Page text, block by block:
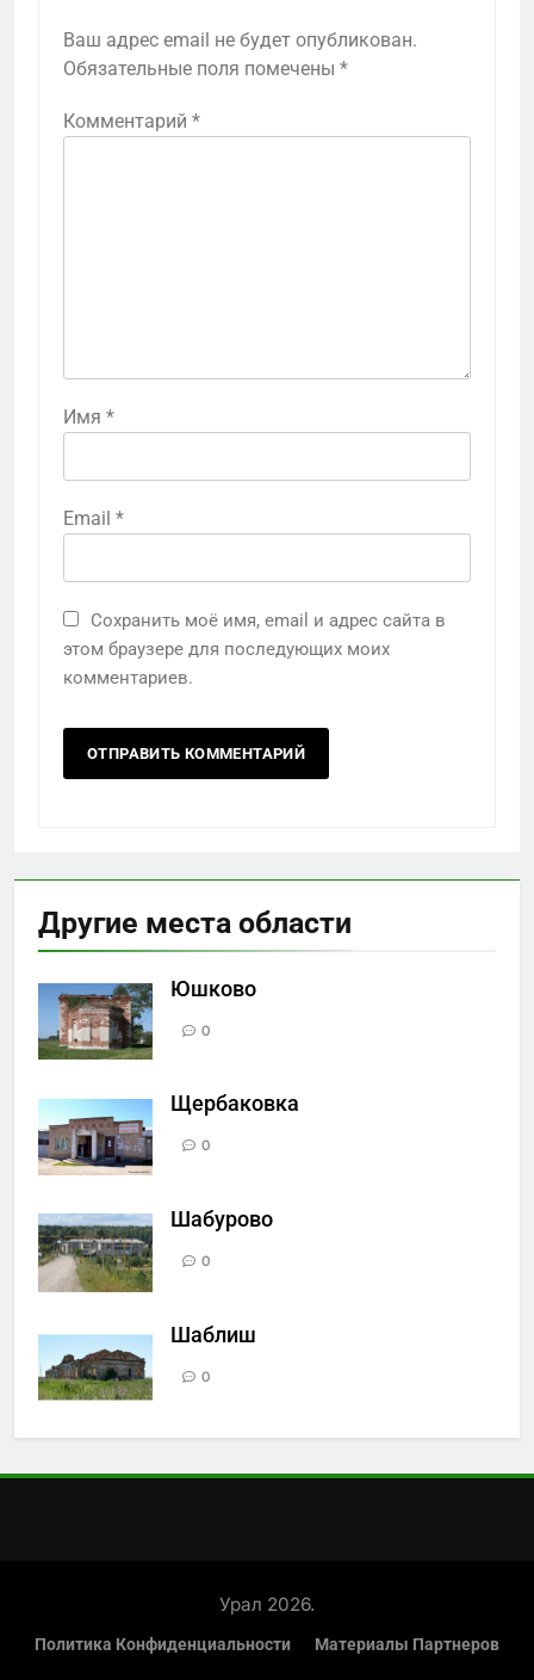
Ваш адрес email не будет опубликован.
Обязательные поля помечены *
Комментарий *
Имя *
Email *
Сохранить моё имя, email и адрес сайта в
этом браузере для последующих моих
комментариев.
Другие места области
Юшково
0
Щербаковка
0
Шабурово
0
Шаблиш
0
Урал 2026.
Политика Конфиденциальности Материалы Партнеров